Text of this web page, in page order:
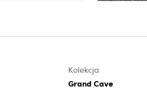
Kolekcja
Grand Cave